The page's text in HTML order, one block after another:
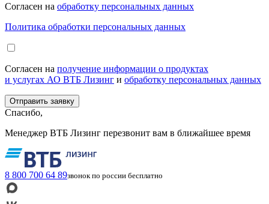
Согласен на обработку персональных данных
Политика обработки персональных данных
Согласен на получение информации о продуктах
и услугах АО ВТБ Лизинг и обработку персональных данных
Спасибо,
Менеджер ВТБ Лизинг перезвонит вам в ближайшее время
8 800 700 64 89звонок по россии бесплатно